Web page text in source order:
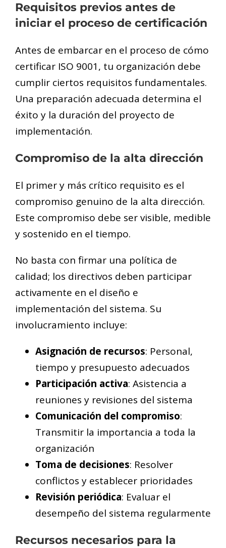
Requisitos previos antes de
iniciar el proceso de certificación
Antes de embarcar en el proceso de cómo
certificar ISO 9001, tu organización debe
cumplir ciertos requisitos fundamentales.
Una preparación adecuada determina el
éxito y la duración del proyecto de
implementación.
Compromiso de la alta dirección
El primer y más crítico requisito es el
compromiso genuino de la alta dirección.
Este compromiso debe ser visible, medible
y sostenido en el tiempo.
No basta con firmar una política de
calidad; los directivos deben participar
activamente en el diseño e
implementación del sistema. Su
involucramiento incluye:
Asignación de recursos: Personal,
tiempo y presupuesto adecuados
Participación activa: Asistencia a
reuniones y revisiones del sistema
Comunicación del compromiso:
Transmitir la importancia a toda la
organización
Toma de decisiones: Resolver
conflictos y establecer prioridades
Revisión periódica: Evaluar el
desempeño del sistema regularmente
Recursos necesarios para la